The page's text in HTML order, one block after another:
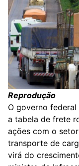
Reprodução
O governo
a tabela de frete
ações com o
transporte de
virá do